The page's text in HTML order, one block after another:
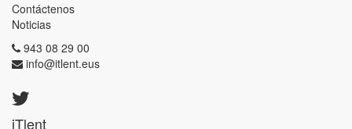
Contáctenos
Noticias
943 08 29 00
info@itlent.eus
iTlent